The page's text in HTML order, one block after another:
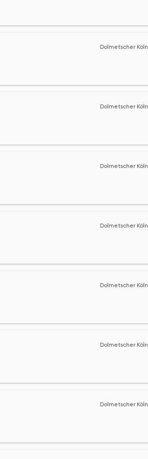
Dolmetscher Köln
Dolmetscher Köln
Dolmetscher Köln
Dolmetscher Köln
Dolmetscher Köln
Dolmetscher Köln
Dolmetscher Köln